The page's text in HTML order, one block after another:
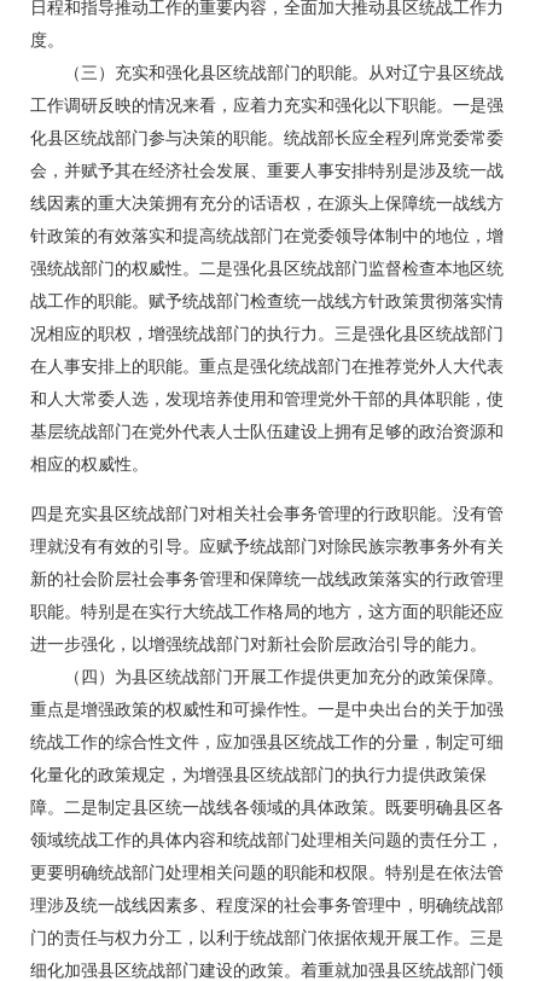
日程和指导推动工作的重要内容，全面加大推动县区统战工作力
度。
（三）充实和强化县区统战部门的职能。从对辽宁县区统战
工作调研反映的情况来看，应着力充实和强化以下职能。一是强
化县区统战部门参与决策的职能。统战部长应全程列席党委常委
会，并赋予其在经济社会发展、重要人事安排特别是涉及统一战
线因素的重大决策拥有充分的话语权，在源头上保障统一战线方
针政策的有效落实和提高统战部门在党委领导体制中的地位，增
强统战部门的权威性。二是强化县区统战部门监督检查本地区统
战工作的职能。赋予统战部门检查统一战线方针政策贯彻落实情
况相应的职权，增强统战部门的执行力。三是强化县区统战部门
在人事安排上的职能。重点是强化统战部门在推荐党外人大代表
和人大常委人选，发现培养使用和管理党外干部的具体职能，使
基层统战部门在党外代表人士队伍建设上拥有足够的政治资源和
相应的权威性。
四是充实县区统战部门对相关社会事务管理的行政职能。没有管
理就没有有效的引导。应赋予统战部门对除民族宗教事务外有关
新的社会阶层社会事务管理和保障统一战线政策落实的行政管理
职能。特别是在实行大统战工作格局的地方，这方面的职能还应
进一步强化，以增强统战部门对新社会阶层政治引导的能力。
（四）为县区统战部门开展工作提供更加充分的政策保障。
重点是增强政策的权威性和可操作性。一是中央出台的关于加强
统战工作的综合性文件，应加强县区统战工作的分量，制定可细
化量化的政策规定，为增强县区统战部门的执行力提供政策保
障。二是制定县区统一战线各领域的具体政策。既要明确县区各
领域统战工作的具体内容和统战部门处理相关问题的责任分工，
更要明确统战部门处理相关问题的职能和权限。特别是在依法管
理涉及统一战线因素多、程度深的社会事务管理中，明确统战部
门的责任与权力分工，以利于统战部门依据依规开展工作。三是
细化加强县区统战部门建设的政策。着重就加强县区统战部门领